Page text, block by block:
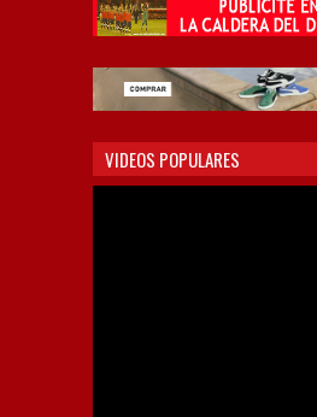
VIDEOS POPULARES